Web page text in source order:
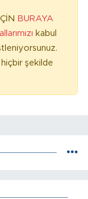
BURAYA
kabul
şekilde